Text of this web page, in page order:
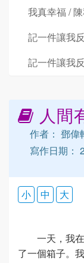
我真幸福 /
記一件讓我
記一件讓我
人間
作者： 鄧偉
寫作日期：
小 中 大
一天，我
了一個箱子。